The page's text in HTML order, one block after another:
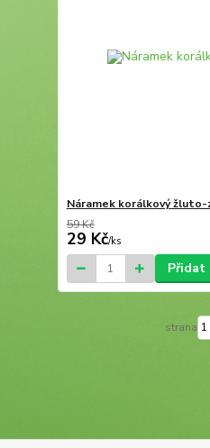
Náramek korálkový
59 Kč
29 Kč/ks
Přidat
strana